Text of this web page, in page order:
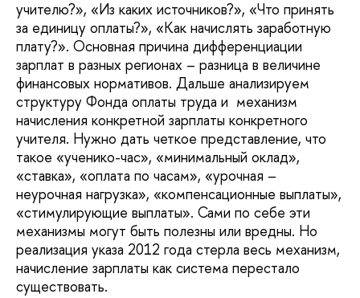
учителю?», «Из каких источников?», «Что принять
за единицу оплаты?», «Как начислять заработную
плату?». Основная причина дифференциации
зарплат в разных регионах – разница в величине
финансовых нормативов. Дальше анализируем
структуру Фонда оплаты труда и  механизм
начисления конкретной зарплаты конкретного
учителя. Нужно дать четкое представление, что
такое «ученико-час», «минимальный оклад»,
«ставка», «оплата по часам», «урочная –
неурочная нагрузка», «компенсационные выплаты»,
«стимулирующие выплаты». Сами по себе эти
механизмы могут быть полезны или вредны. Но
реализация указа 2012 года стерла весь механизм,
начисление зарплаты как система перестало
существовать.